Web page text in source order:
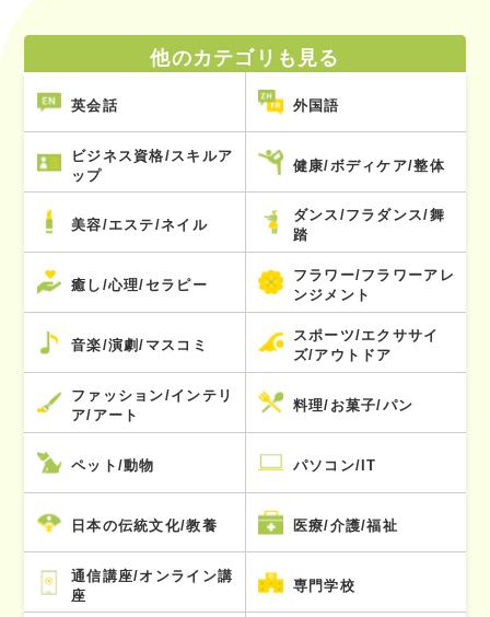
他のカテゴリも見る
英会話 外国語
ビジネス資格/スキルア
ップ
健康/ボディケア/整体
美容/エステ/ネイル
ダンス/フラダンス/舞
踏
癒し/心理/セラピー
フラワー/フラワーアレ
ンジメント
音楽/演劇/マスコミ
スポーツ/エクササイ
ズ/アウトドア
ファッション/インテリ
ア/アート
料理/お菓子/パン
ペット/動物 パソコン/IT
日本の伝統文化/教養 医療/介護/福祉
通信講座/オンライン講
座
専門学校